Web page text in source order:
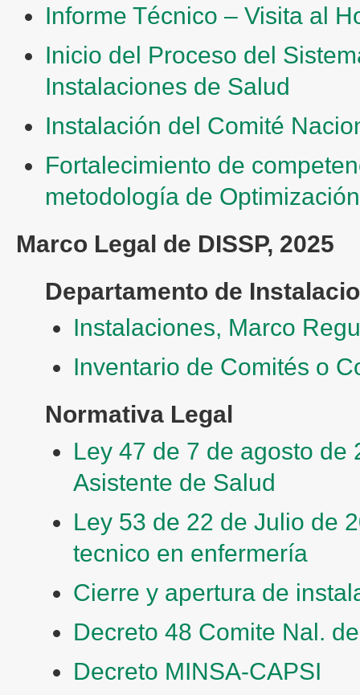
Informe Técnico – Visita al
Inicio del Proceso del
Instalaciones de Salud
Instalación del Comité
Fortalecimiento de
metodología de
Marco Legal de DISSP, 2025
Departamento de
Instalaciones, Marco
Inventario de Comités o
Normativa Legal
Ley 47 de 7 de agosto de
Asistente de Salud
Ley 53 de 22 de Julio de
tecnico en enfermería
Cierre y apertura de
Decreto 48 Comite Nal.
Decreto MINSA-CAPSI